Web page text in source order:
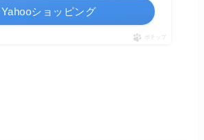
Yahooショッピング
ポチップ